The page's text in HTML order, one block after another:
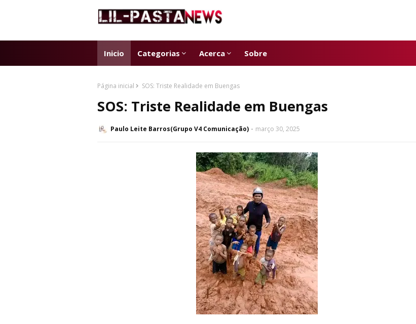
Inicio Categorias Acerca Sobre
Página inicial SOS: Triste Realidade em Buengas
SOS: Triste Realidade em Buengas
Paulo Leite Barros(Grupo V4 Comunicação) março 30, 2025